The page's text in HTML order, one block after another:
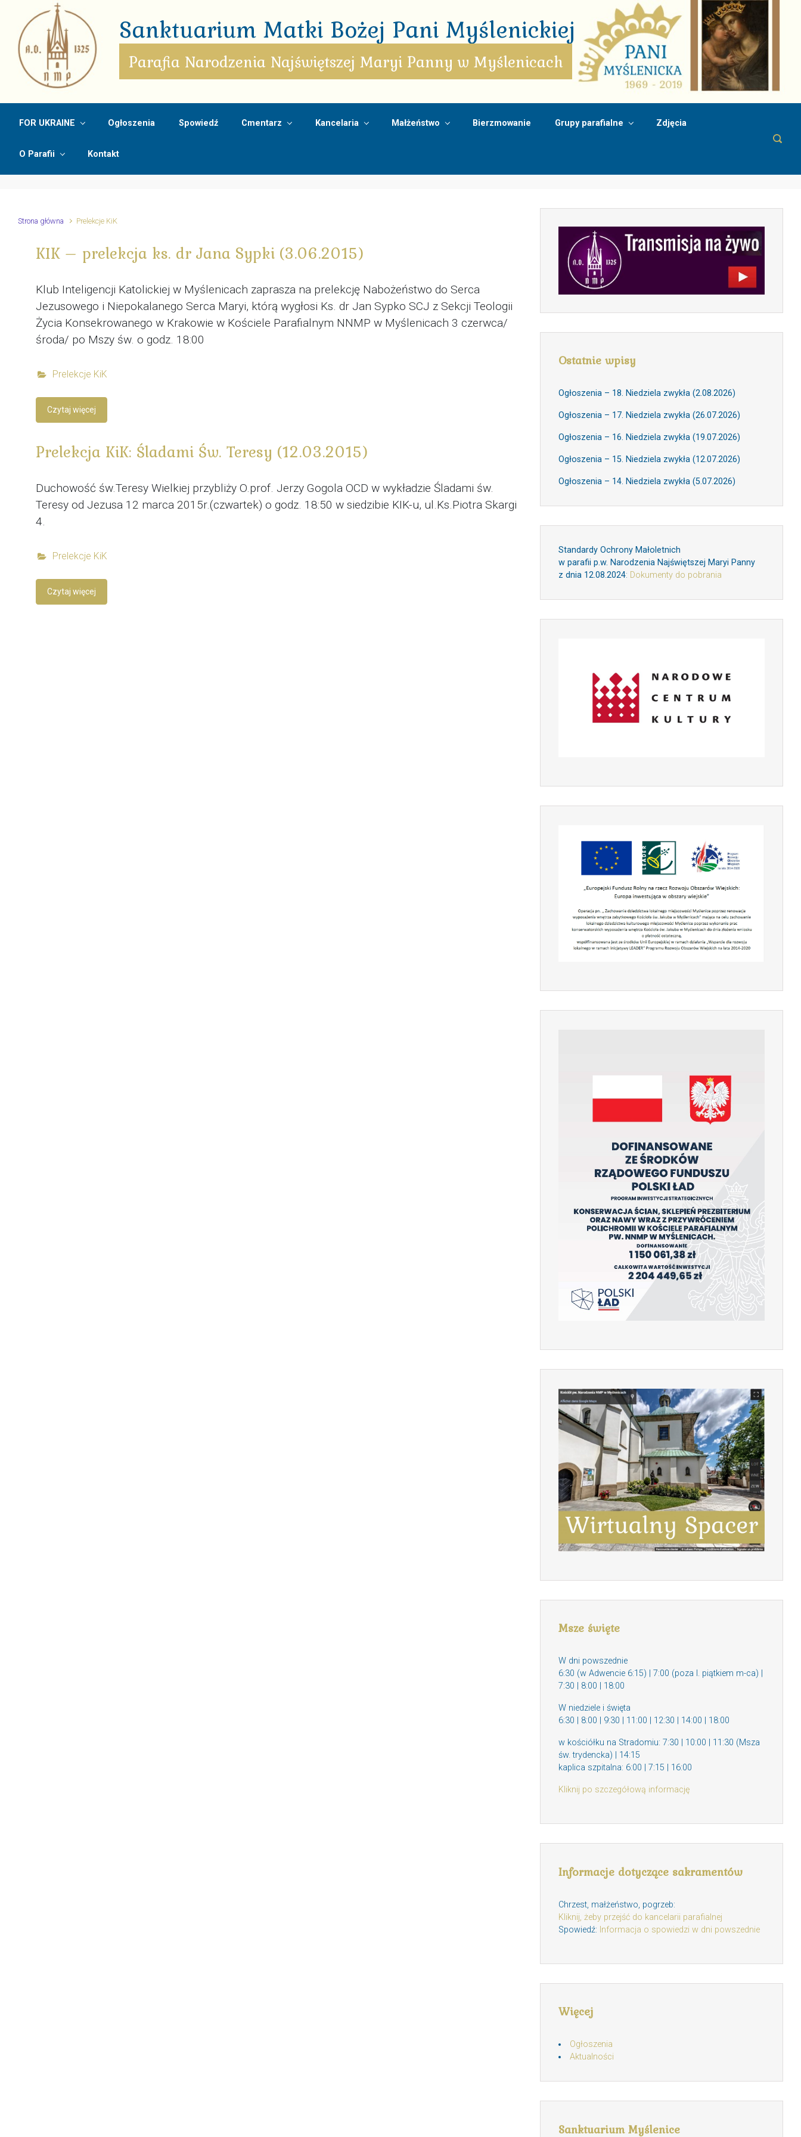
Skip to main content
Sanktuarium Matki Bożej Pani Myślenickiej
Parafia Narodzenia Najświętszej Maryi Panny w Myślenicach
FOR UKRAINE Ogłoszenia Spowiedź Cmentarz Kancelaria Małżeństwo Bierzmowanie Grupy parafialne Zdjęcia
O Parafii Kontakt
Strona główna Prelekcje KiK
KIK – prelekcja ks. dr Jana Sypki (3.06.2015)
Klub Inteligencji Katolickiej w Myślenicach zaprasza na prelekcję Nabożeństwo do Serca
Jezusowego i Niepokalanego Serca Maryi, którą wygłosi Ks. dr Jan Sypko SCJ z Sekcji Teologii
Życia Konsekrowanego w Krakowie w Kościele Parafialnym NNMP w Myślenicach 3 czerwca/
środa/ po Mszy św. o godz. 18:00
Prelekcje KiK
Czytaj więcej
Prelekcja KiK: Śladami Św. Teresy (12.03.2015)
Duchowość św.Teresy Wielkiej przybliży O.prof. Jerzy Gogola OCD w wykładzie Śladami św.
Teresy od Jezusa 12 marca 2015r.(czwartek) o godz. 18:50 w siedzibie KIK-u, ul.Ks.Piotra Skargi
4.
Prelekcje KiK
Czytaj więcej
Ostatnie wpisy
Ogłoszenia – 18. Niedziela zwykła (2.08.2026)
Ogłoszenia – 17. Niedziela zwykła (26.07.2026)
Ogłoszenia – 16. Niedziela zwykła (19.07.2026)
Ogłoszenia – 15. Niedziela zwykła (12.07.2026)
Ogłoszenia – 14. Niedziela zwykła (5.07.2026)
Standardy Ochrony Małoletnich
w parafii p.w. Narodzenia Najświętszej Maryi Panny
z dnia 12.08.2024: Dokumenty do pobrania
Msze święte
W dni powszednie
6:30 (w Adwencie 6:15) | 7:00 (poza I. piątkiem m-ca) |
7:30 | 8:00 | 18:00
W niedziele i święta
6:30 | 8:00 | 9:30 | 11:00 | 12:30 | 14:00 | 18:00
w kościółku na Stradomiu: 7:30 | 10:00 | 11:30 (Msza
św. trydencka) | 14:15
kaplica szpitalna: 6:00 | 7:15 | 16:00
Kliknij po szczegółową informację
Informacje dotyczące sakramentów
Chrzest, małżeństwo, pogrzeb:
Kliknij, żeby przejść do kancelarii parafialnej
Spowiedź: Informacja o spowiedzi w dni powszednie
Więcej
Ogłoszenia
Aktualności
Sanktuarium Myślenice